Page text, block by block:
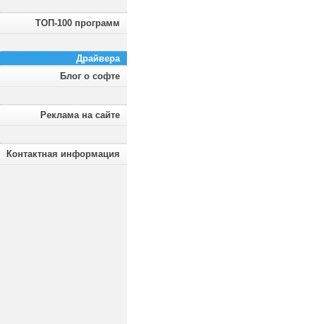
ТОП-100 программ
Драйвера
Блог о софте
Реклама на сайте
Контактная информация